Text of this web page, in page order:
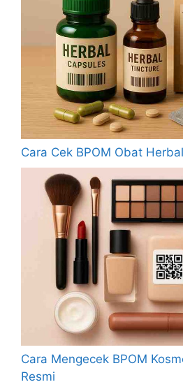
Cara Cek BPOM Obat
Cara Mengecek BPOM
Resmi